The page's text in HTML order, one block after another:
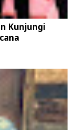
Kunjungi